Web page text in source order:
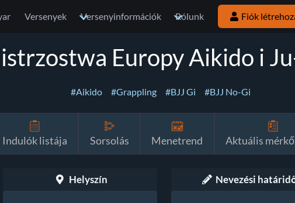
Versenyek Versenyinformációk Rólunk Fiók
Europy Aikido i
#Aikido #Grappling #BJJ Gi #BJJ No-Gi
Indulók listája Sorsolás Menetrend Aktuális
Helyszín Nevezési